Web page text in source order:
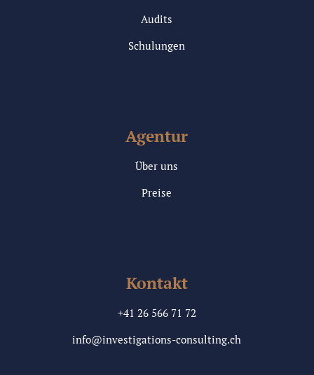
Audits
Schulungen
Agentur
Über uns
Preise
Kontakt
+41 26 566 71 72
info@investigations-consulting.ch